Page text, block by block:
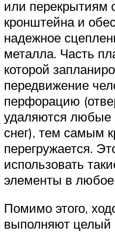
или
кронштейна и
надежное
металла. Часть
которой
передвижение
перфорацию
удаляются любые
снег), тем самым
перегружается.
использовать
элементы в любое
Помимо этого,
выполняют целый